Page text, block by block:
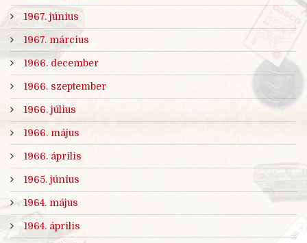
1967. június
1967. március
1966. december
1966. szeptember
1966. július
1966. május
1966. április
1965. június
1964. május
1964. április